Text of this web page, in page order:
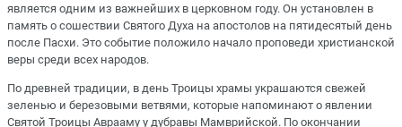
является одним из важнейших в церковном году. Он установлен в
память о сошествии Святого Духа на апостолов на пятидесятый день
после Пасхи. Это событие положило начало проповеди христианской
веры среди всех народов.
По древней традиции, в день Троицы храмы украшаются свежей
зеленью и березовыми ветвями, которые напоминают о явлении
Святой Троицы Аврааму у дубравы Мамврийской. По окончании